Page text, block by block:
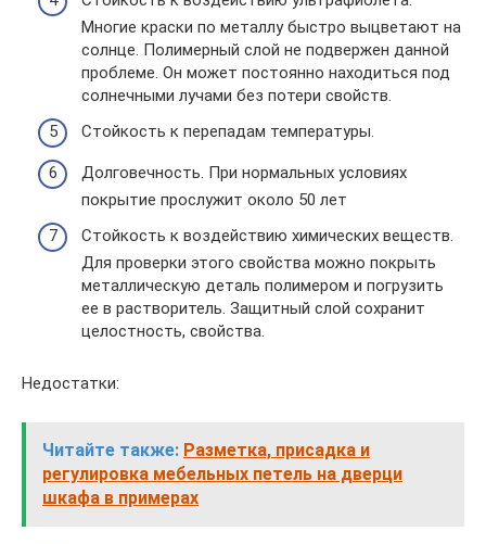
Многие краски по металлу быстро выцветают на
солнце. Полимерный слой не подвержен данной
проблеме. Он может постоянно находиться под
солнечными лучами без потери свойств.
Стойкость к перепадам температуры.
Долговечность. При нормальных условиях
покрытие прослужит около 50 лет
Стойкость к воздействию химических веществ.
Для проверки этого свойства можно покрыть
металлическую деталь полимером и погрузить
ее в растворитель. Защитный слой сохранит
целостность, свойства.
Недостатки:
Читайте также: Разметка, присадка и
регулировка мебельных петель на дверци
шкафа в примерах